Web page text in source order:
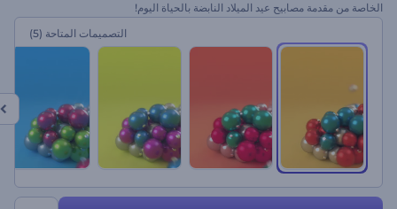
الخاصة من مقدمة مصابيح عيد الميلاد النابضة بالحياة اليوم!
التصميمات المتاحة (5)